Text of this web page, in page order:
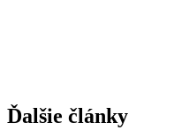
Ďalšie články